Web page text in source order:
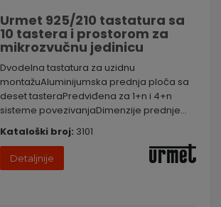
Urmet 925/210 tastatura sa
10 tastera i prostorom za
mikrozvučnu jedinicu
Dvodelna tastatura za uzidnu
montažuAluminijumska prednja ploča sa
deset tasteraPredviđena za 1+n i 4+n
sisteme povezivanjaDimenzije prednje...
Kataloški broj: 3101
Detaljnije